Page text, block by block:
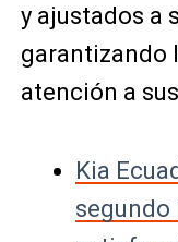
y ajustados a
garantizando
atención a
Kia
segundo